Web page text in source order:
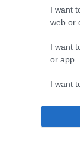
I want
web or
I want
or app.
I want
I want